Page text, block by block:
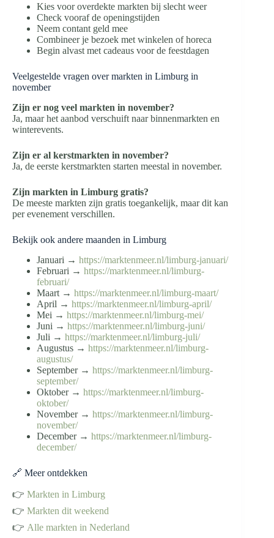
Kies voor overdekte markten bij slecht weer
Check vooraf de openingstijden
Neem contant geld mee
Combineer je bezoek met winkelen of horeca
Begin alvast met cadeaus voor de feestdagen
Veelgestelde vragen over markten in Limburg in
november
Zijn er nog veel markten in november?
Ja, maar het aanbod verschuift naar binnenmarkten en
winterevents.
Zijn er al kerstmarkten in november?
Ja, de eerste kerstmarkten starten meestal in november.
Zijn markten in Limburg gratis?
De meeste markten zijn gratis toegankelijk, maar dit kan
per evenement verschillen.
Bekijk ook andere maanden in Limburg
Januari → https://marktenmeer.nl/limburg-januari/
Februari → https://marktenmeer.nl/limburg-
februari/
Maart → https://marktenmeer.nl/limburg-maart/
April → https://marktenmeer.nl/limburg-april/
Mei → https://marktenmeer.nl/limburg-mei/
Juni → https://marktenmeer.nl/limburg-juni/
Juli → https://marktenmeer.nl/limburg-juli/
Augustus → https://marktenmeer.nl/limburg-
augustus/
September → https://marktenmeer.nl/limburg-
september/
Oktober → https://marktenmeer.nl/limburg-
oktober/
November → https://marktenmeer.nl/limburg-
november/
December → https://marktenmeer.nl/limburg-
december/
🔗 Meer ontdekken
👉 Markten in Limburg
👉 Markten dit weekend
👉 Alle markten in Nederland